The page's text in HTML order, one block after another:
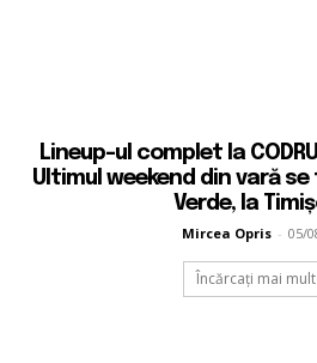
Lineup-ul complet la
Ultimul weekend din vară
Verde, la
Mircea Opris - 05/
Încărcați mai